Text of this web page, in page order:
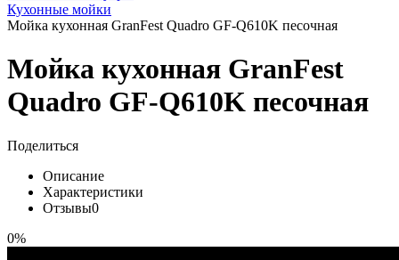
Кухонные мойки
Мойка кухонная GranFest Quadro GF-Q610K песочная
Мойка кухонная GranFest
Quadro GF-Q610K песочная
Поделиться
Описание
Характеристики
Отзывы0
0%